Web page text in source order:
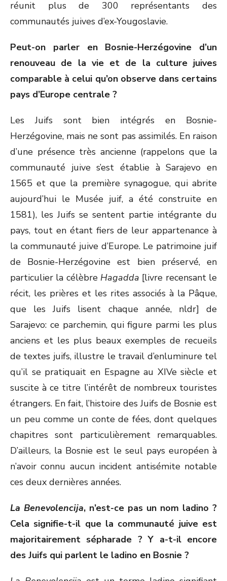
réunit plus de 300 représentants des
communautés juives d’ex-Yougoslavie.
Peut-on parler en Bosnie-Herzégovine d’un
renouveau de la vie et de la culture juives
comparable à celui qu’on observe dans certains
pays d’Europe centrale ?
Les Juifs sont bien intégrés en Bosnie-
Herzégovine, mais ne sont pas assimilés. En raison
d’une présence très ancienne (rappelons que la
communauté juive s’est établie à Sarajevo en
1565 et que la première synagogue, qui abrite
aujourd’hui le Musée juif, a été construite en
1581), les Juifs se sentent partie intégrante du
pays, tout en étant fiers de leur appartenance à
la communauté juive d’Europe. Le patrimoine juif
de Bosnie-Herzégovine est bien préservé, en
particulier la célèbre Hagadda [livre recensant le
récit, les prières et les rites associés à la Pâque,
que les Juifs lisent chaque année, nldr] de
Sarajevo: ce parchemin, qui figure parmi les plus
anciens et les plus beaux exemples de recueils
de textes juifs, illustre le travail d’enluminure tel
qu’il se pratiquait en Espagne au XIVesiècle et
suscite à ce titre l’intérêt de nombreux touristes
étrangers. En fait, l’histoire des Juifs de Bosnie est
un peu comme un conte de fées, dont quelques
chapitres sont particulièrement remarquables.
D’ailleurs, la Bosnie est le seul pays européen à
n’avoir connu aucun incident antisémite notable
ces deux dernières années.
La Benevolencija, n’est-ce pas un nom ladino ?
Cela signifie-t-il que la communauté juive est
majoritairement sépharade ? Y a-t-il encore
des Juifs qui parlent le ladino en Bosnie ?